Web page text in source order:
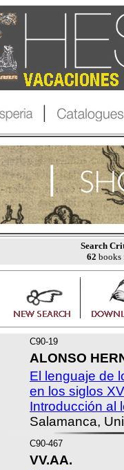
Search
62
C90-19
ALONSO
El lenguaje de
en los siglos
Introducción al
Salamanca,
C90-467
VV.AA.